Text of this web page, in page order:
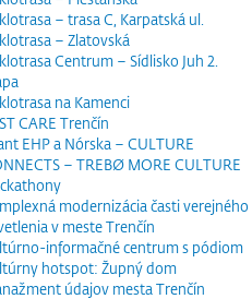
– trasa C, Karpatská ul.
– Zlatovská
Centrum – Sídlisko Juh 2.
na Kamenci
CARE Trenčín
EHP a Nórska – CULTURE
– TREBØ MORE CULTURE
modernizácia časti verejného
v meste Trenčín
informačné centrum s pódiom
hotspot: Župný dom
údajov mesta Trenčín